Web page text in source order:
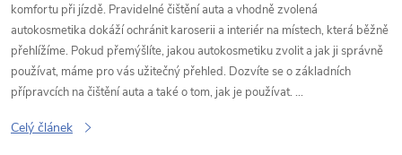
komfortu při jízdě. Pravidelné čištění auta a vhodně zvolená
autokosmetika dokáží ochránit karoserii a interiér na místech, která běžně
přehlížíme. Pokud přemýšlíte, jakou autokosmetiku zvolit a jak ji správně
používat, máme pro vás užitečný přehled. Dozvíte se o základních
přípravcích na čištění auta a také o tom, jak je používat. ...
Celý článek